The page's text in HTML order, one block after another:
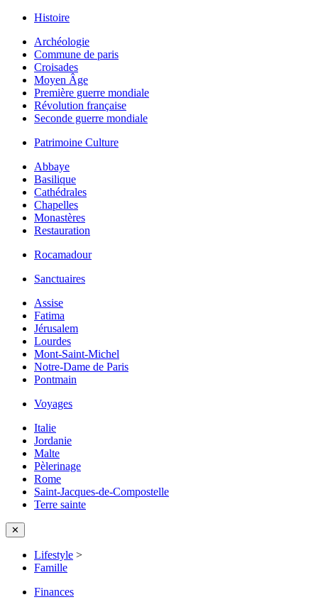
Histoire
Archéologie
Commune de paris
Croisades
Moyen Âge
Première guerre mondiale
Révolution française
Seconde guerre mondiale
Patrimoine Culture
Abbaye
Basilique
Cathédrales
Chapelles
Monastères
Restauration
Rocamadour
Sanctuaires
Assise
Fatima
Jérusalem
Lourdes
Mont-Saint-Michel
Notre-Dame de Paris
Pontmain
Voyages
Italie
Jordanie
Malte
Pèlerinage
Rome
Saint-Jacques-de-Compostelle
Terre sainte
✕
Lifestyle >
Famille
Finances